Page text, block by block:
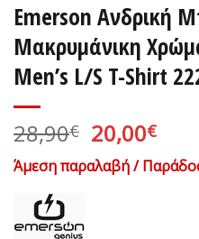
Emerson Ανδρική
Μακρυμάνικη
Men’s L/S T-Shirt
28,90€ Original
price
was:
20,00€Η
Άμεση παραλαβή /